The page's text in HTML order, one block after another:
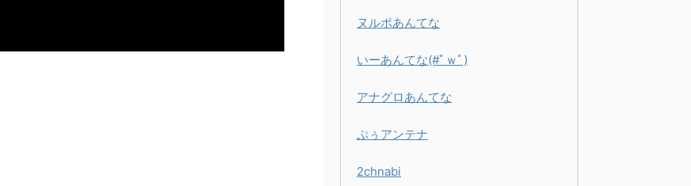
ヌルポあんてな
いーあんてな(#ﾟｗﾟ)
アナグロあんてな
ぷぅアンテナ
2chnabi